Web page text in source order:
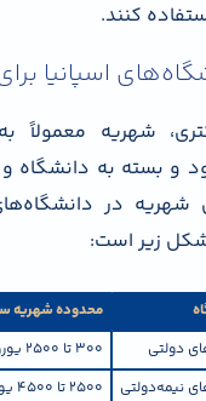
کنند.
اسپانیا
شهریه معمولاً
و بسته به دانشگاه و
در دانشگاه‌های
محدوده شهریه
دولتی
۳۰۰ تا ۲۵۰۰ یورو
نیمه‌دولتی
۲۵۰۰ تا ۴۵۰۰ یورو